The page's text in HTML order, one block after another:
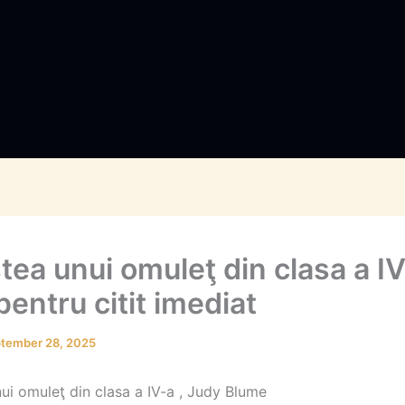
unui omuleţ din clasa a
citit imediat
28, 2025
omuleţ din clasa a IV-a , Judy Blume